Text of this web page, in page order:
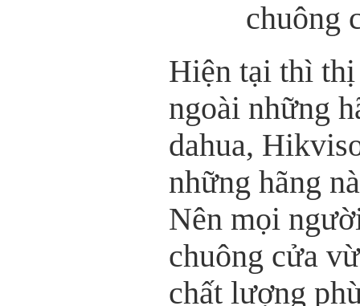
chuông
Hiện tại thì thị
ngoài những
dahua,
những hãng
Nên mọi
chuông cửa
chất lượng